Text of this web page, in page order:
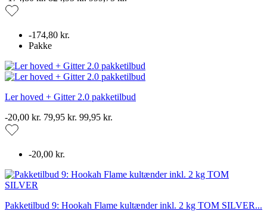
-174,80 kr.
Pakke
Ler hoved + Gitter 2.0 pakketilbud
-20,00 kr. 79,95 kr. 99,95 kr.
-20,00 kr.
Pakketilbud 9: Hookah Flame kultænder inkl. 2 kg TOM SILVER...